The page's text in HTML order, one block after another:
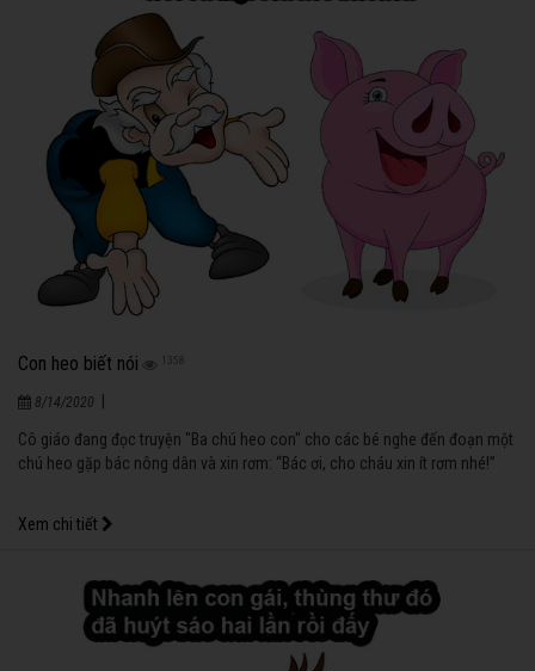
Con heo biết nói 1358
8/14/2020
Cô giáo đang đọc truyện "Ba chú heo con" cho các bé nghe đến đoạn một
chú heo gặp bác nông dân và xin rơm: “Bác ơi, cho cháu xin ít rơm nhé!”
Xem chi tiết